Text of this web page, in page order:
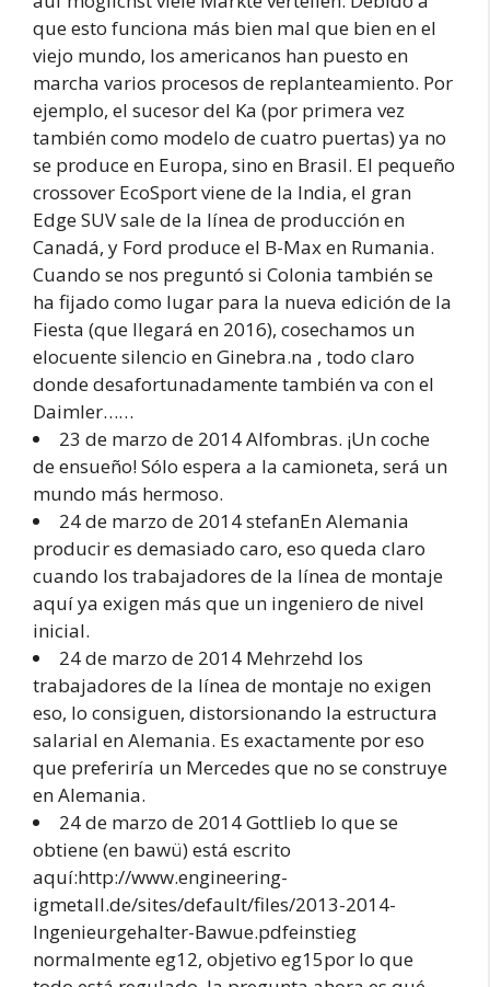
que esto funciona más bien mal que bien en el
viejo mundo, los americanos han puesto en
marcha varios procesos de replanteamiento. Por
ejemplo, el sucesor del Ka (por primera vez
también como modelo de cuatro puertas) ya no
se produce en Europa, sino en Brasil. El pequeño
crossover EcoSport viene de la India, el gran
Edge SUV sale de la línea de producción en
Canadá, y Ford produce el B-Max en Rumania.
Cuando se nos preguntó si Colonia también se
ha fijado como lugar para la nueva edición de la
Fiesta (que llegará en 2016), cosechamos un
elocuente silencio en Ginebra.na , todo claro
donde desafortunadamente también va con el
Daimler……
23 de marzo de 2014 Alfombras. ¡Un coche
de ensueño! Sólo espera a la camioneta, será un
mundo más hermoso.
24 de marzo de 2014 stefanEn Alemania
producir es demasiado caro, eso queda claro
cuando los trabajadores de la línea de montaje
aquí ya exigen más que un ingeniero de nivel
inicial.
24 de marzo de 2014 Mehrzehd los
trabajadores de la línea de montaje no exigen
eso, lo consiguen, distorsionando la estructura
salarial en Alemania. Es exactamente por eso
que preferiría un Mercedes que no se construye
en Alemania.
24 de marzo de 2014 Gottlieb lo que se
obtiene (en bawü) está escrito
aquí:http://www.engineering-
igmetall.de/sites/default/files/2013-2014-
Ingenieurgehalter-Bawue.pdfeinstieg
normalmente eg12, objetivo eg15por lo que